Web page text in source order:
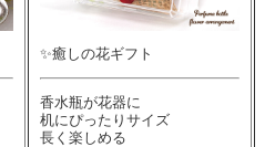
✨癒しの花ギフト
香水瓶が花器に
机にぴったりサイズ
長く楽しめる